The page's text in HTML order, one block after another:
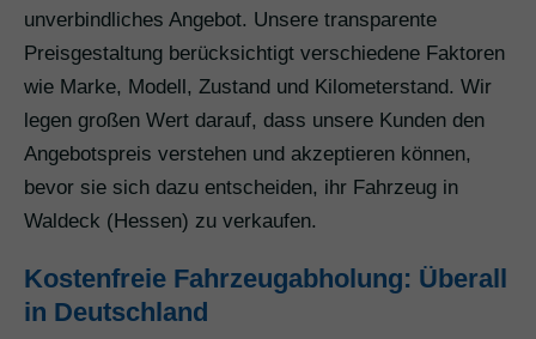
unverbindliches Angebot. Unsere transparente
Preisgestaltung berücksichtigt verschiedene Faktoren
wie Marke, Modell, Zustand und Kilometerstand. Wir
legen großen Wert darauf, dass unsere Kunden den
Angebotspreis verstehen und akzeptieren können,
bevor sie sich dazu entscheiden, ihr Fahrzeug in
Waldeck (Hessen) zu verkaufen.
Kostenfreie Fahrzeugabholung: Überall
in Deutschland